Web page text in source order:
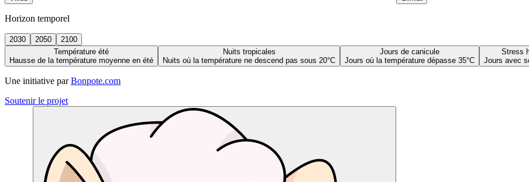
Horizon temporel
2030 2050
2100
Température été
Hausse de la température moyenne en été
Nuits tropicales
Nuits où la température ne descend pas sous 20°C
Jours de canicule
Jours où la température dépasse 35°C
Stress
Jours avec
Une initiative par Bonpote.com
Soutenir le projet